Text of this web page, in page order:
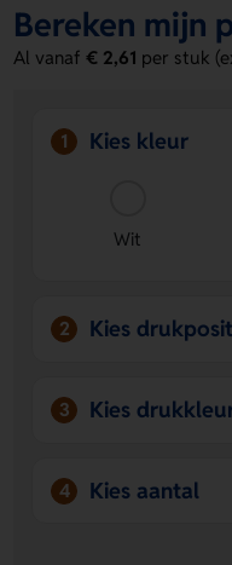
Voordelen van de
aanbrengen.
Strakke afwerking
een frisse en
Bereken mijn
Al vanaf€ 2,61 per stuk
1 Kies kleur
Wit
2 Kies
3 Kies
4 Kies aantal